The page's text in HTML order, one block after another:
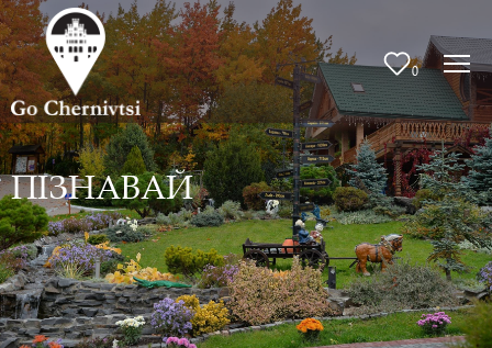
0
ПІЗНАВАЙ